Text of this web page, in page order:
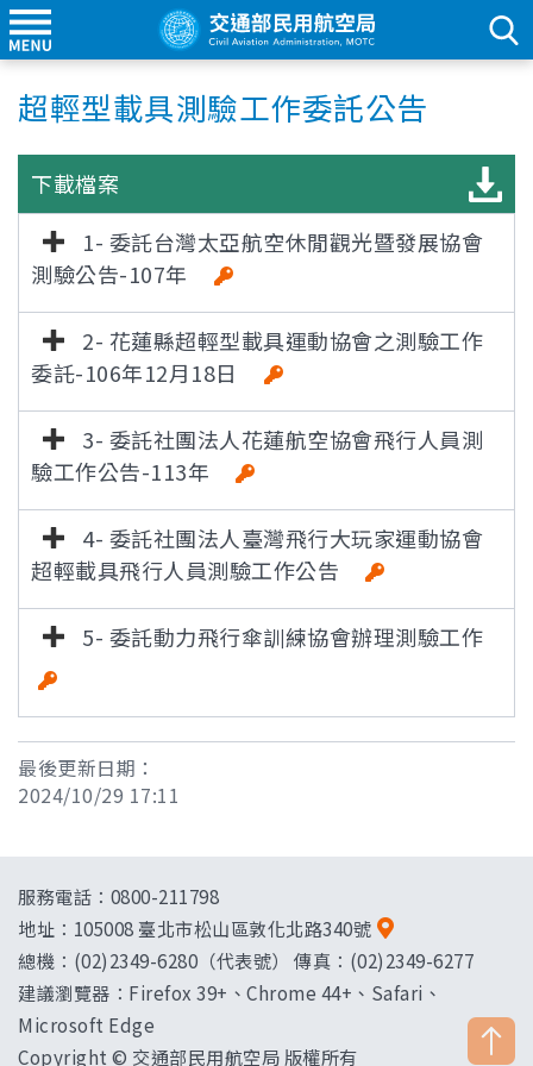
超輕型載具測驗工作委託公告
下載檔案
1- 委託台灣太亞航空休閒觀光暨發展協會
測驗公告-107年
2- 花蓮縣超輕型載具運動協會之測驗工作
委託-106年12月18日
3- 委託社團法人花蓮航空協會飛行人員測
驗工作公告-113年
4- 委託社團法人臺灣飛行大玩家運動協會
超輕載具飛行人員測驗工作公告
5- 委託動力飛行傘訓練協會辦理測驗工作
最後更新日期：
2024/10/29 17:11
服務電話：0800-211798
地址： 105008 臺北市松山區敦化北路340號
總機：(02)2349-6280（代表號） 傳真：(02)2349-6277
建議瀏覽器：Firefox 39+、Chrome 44+、Safari、
Microsoft Edge
Copyright © 交通部民用航空局 版權所有